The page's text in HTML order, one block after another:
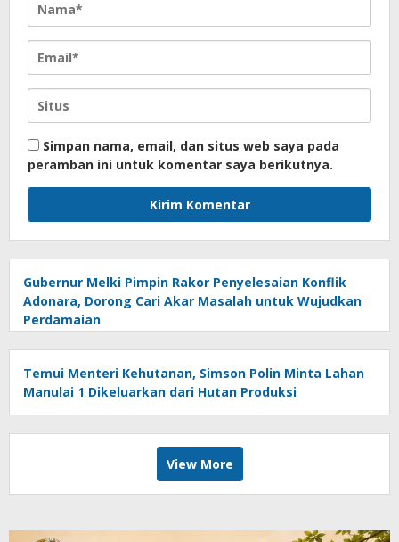
Simpan nama, email, dan situs web saya pada
peramban ini untuk komentar saya berikutnya.
Gubernur Melki Pimpin Rakor Penyelesaian Konflik
Adonara, Dorong Cari Akar Masalah untuk Wujudkan
Perdamaian
Temui Menteri Kehutanan, Simson Polin Minta Lahan
Manulai 1 Dikeluarkan dari Hutan Produksi
View More